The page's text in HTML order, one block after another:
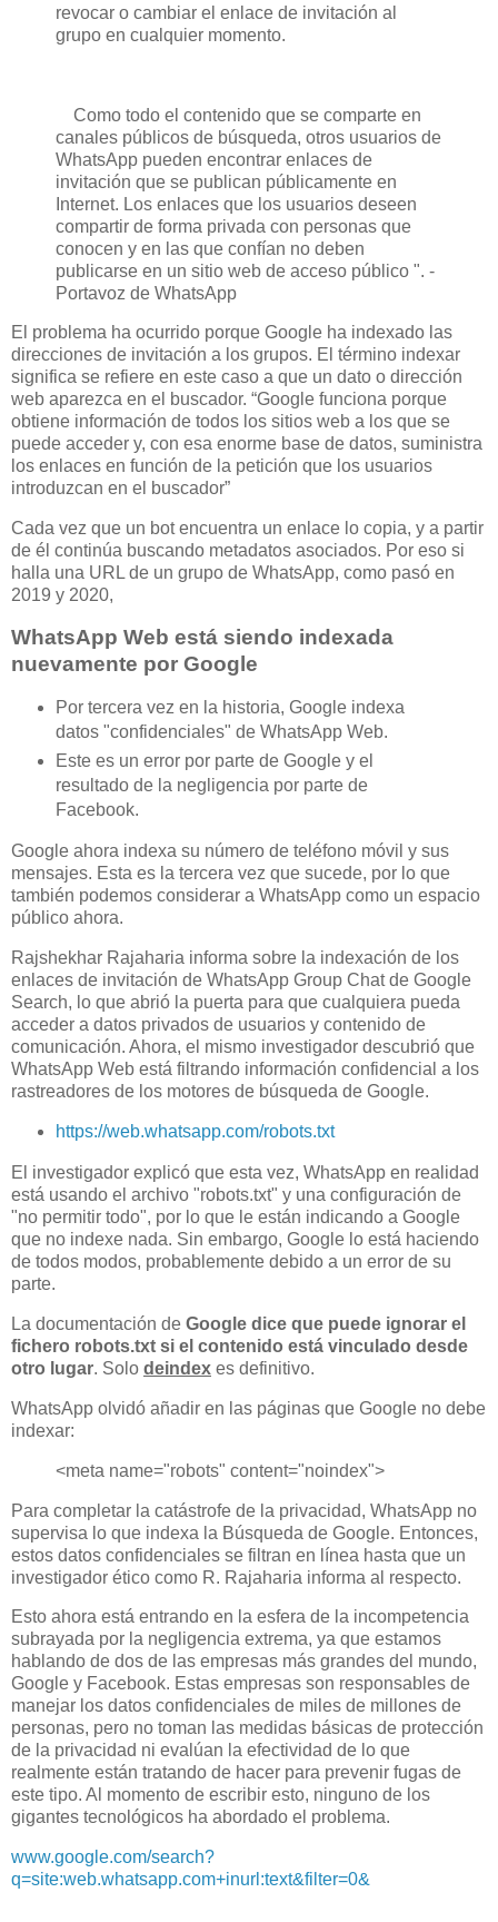
revocar o cambiar el enlace de invitación al
grupo en cualquier momento.
Como todo el contenido que se comparte en
canales públicos de búsqueda, otros usuarios de
WhatsApp pueden encontrar enlaces de
invitación que se publican públicamente en
Internet. Los enlaces que los usuarios deseen
compartir de forma privada con personas que
conocen y en las que confían no deben
publicarse en un sitio web de acceso público ". -
Portavoz de WhatsApp
El problema ha ocurrido porque Google ha indexado las
direcciones de invitación a los grupos. El término indexar
significa se refiere en este caso a que un dato o dirección
web aparezca en el buscador. “Google funciona porque
obtiene información de todos los sitios web a los que se
puede acceder y, con esa enorme base de datos, suministra
los enlaces en función de la petición que los usuarios
introduzcan en el buscador”
Cada vez que un bot encuentra un enlace lo copia, y a partir
de él continúa buscando metadatos asociados. Por eso si
halla una URL de un grupo de WhatsApp, como pasó en
2019 y 2020,
WhatsApp Web está siendo indexada
nuevamente por Google
Por tercera vez en la historia, Google indexa
datos "confidenciales" de WhatsApp Web.
Este es un error por parte de Google y el
resultado de la negligencia por parte de
Facebook.
Google ahora indexa su número de teléfono móvil y sus
mensajes. Esta es la tercera vez que sucede, por lo que
también podemos considerar a WhatsApp como un espacio
público ahora.
Rajshekhar Rajaharia informa sobre la indexación de los
enlaces de invitación de WhatsApp Group Chat de Google
Search, lo que abrió la puerta para que cualquiera pueda
acceder a datos privados de usuarios y contenido de
comunicación. Ahora, el mismo investigador descubrió que
WhatsApp Web está filtrando información confidencial a los
rastreadores de los motores de búsqueda de Google.
https://web.whatsapp.com/robots.txt
El investigador explicó que esta vez, WhatsApp en realidad
está usando el archivo "robots.txt" y una configuración de
"no permitir todo", por lo que le están indicando a Google
que no indexe nada. Sin embargo, Google lo está haciendo
de todos modos, probablemente debido a un error de su
parte.
La documentación de Google dice que puede ignorar el
fichero robots.txt si el contenido está vinculado desde
otro lugar. Solo deindex es definitivo.
WhatsApp olvidó añadir en las páginas que Google no debe
indexar:
<meta name="robots" content="noindex">
Para completar la catástrofe de la privacidad, WhatsApp no ​​
supervisa lo que indexa la Búsqueda de Google. Entonces,
estos datos confidenciales se filtran en línea hasta que un
investigador ético como R. Rajaharia informa al respecto.
Esto ahora está entrando en la esfera de la incompetencia
subrayada por la negligencia extrema, ya que estamos
hablando de dos de las empresas más grandes del mundo,
Google y Facebook. Estas empresas son responsables de
manejar los datos confidenciales de miles de millones de
personas, pero no toman las medidas básicas de protección
de la privacidad ni evalúan la efectividad de lo que
realmente están tratando de hacer para prevenir fugas de
este tipo. Al momento de escribir esto, ninguno de los
gigantes tecnológicos ha abordado el problema.
www.google.com/search?
q=site:web.whatsapp.com+inurl:text&filter=0&